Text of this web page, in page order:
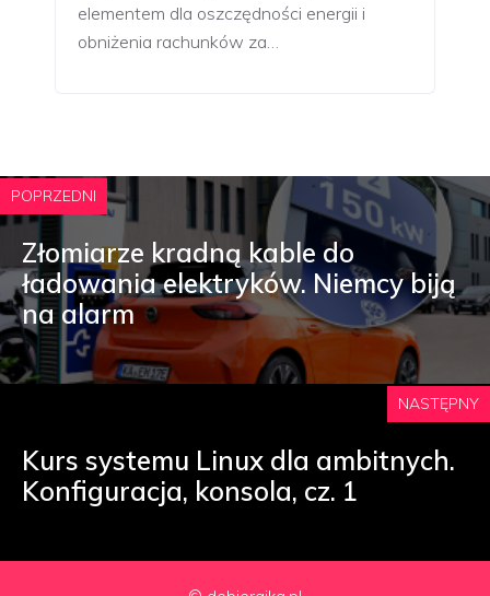
elementem dla oszczędności energii i
obniżenia rachunków za…
POPRZEDNI
Złomiarze kradną kable do
ładowania elektryków. Niemcy biją
na alarm
NASTĘPNY
Kurs systemu Linux dla ambitnych.
Konfiguracja, konsola, cz. 1